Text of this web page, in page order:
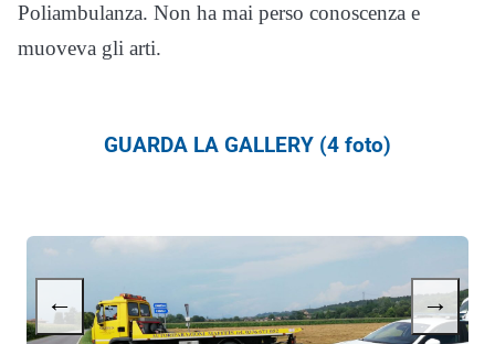
Poliambulanza. Non ha mai perso conoscenza e
muoveva gli arti.
GUARDA LA GALLERY (4 foto)
← →